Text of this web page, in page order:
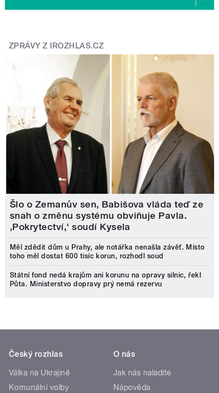
ZPRÁVY Z IROZHLAS.CZ
Šlo o Zemanův sen, Babišova vláda teď ze
snah o změnu systému obviňuje Pavla.
‚Pokrytectví,‘ soudí Kysela
Měl zdědit dům u Prahy, ale notářka nenašla závěť. Místo
toho měl dostat 600 tisíc korun, rozhodl soud
Státní fond nedá krajům ani korunu na opravy silnic, řekl
Půta. Ministerstvo dopravy prý nemá rezervu
Český rozhlas
Válka na Ukrajině
Komunální volby
O nás
Jak nás naladíte
Nápověda